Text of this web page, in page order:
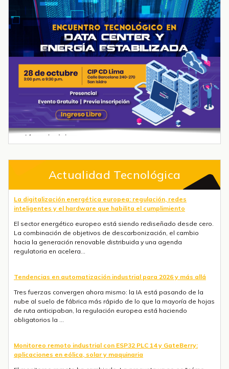
Actualidad Tecnológica
La digitalización energética europea: regulación, redes
inteligentes y el hardware que habilita el cumplimiento
El sector energético europeo está siendo rediseñado desde cero.
La combinación de objetivos de descarbonización, el cambio
hacia la generación renovable distribuida y una agenda
regulatoria en acelera...
Tendencias en automatización industrial para 2026 y más allá
Tres fuerzas convergen ahora mismo: la IA está pasando de la
nube al suelo de fábrica más rápido de lo que la mayoría de hojas
de ruta anticipaban, la regulación europea está haciendo
obligatorios la ...
Monitoreo remoto industrial con ESP32 PLC 14 y GateBerry:
aplicaciones en eólica, solar y maquinaria